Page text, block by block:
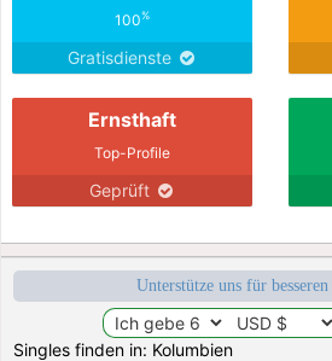
100%
Gratisdienste
Ernsthaft
Top-Profile
Geprüft
Unterstütze uns für
Singles finden in: Kolumbien